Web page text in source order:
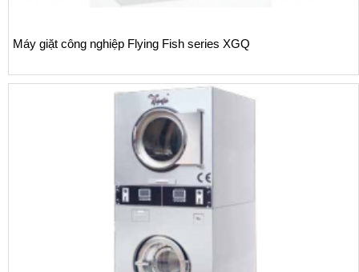
giặt công nghiệp Flying Fish series XGQ